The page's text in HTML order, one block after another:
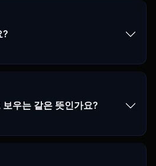
?
우는 같은 뜻인가요?